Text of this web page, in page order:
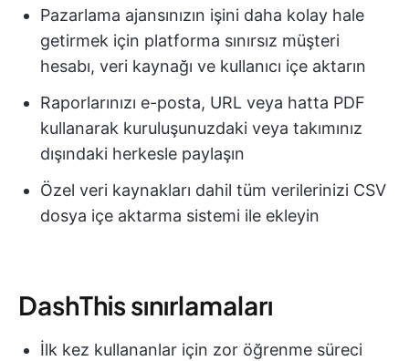
Pazarlama ajansınızın işini daha kolay hale
getirmek için platforma sınırsız müşteri
hesabı, veri kaynağı ve kullanıcı içe aktarın
Raporlarınızı e-posta, URL veya hatta PDF
kullanarak kuruluşunuzdaki veya takımınız
dışındaki herkesle paylaşın
Özel veri kaynakları dahil tüm verilerinizi CSV
dosya içe aktarma sistemi ile ekleyin
DashThis sınırlamaları
İlk kez kullananlar için zor öğrenme süreci